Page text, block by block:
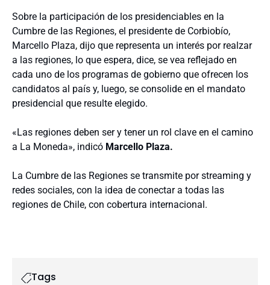
Sobre la participación de los presidenciables en la
Cumbre de las Regiones, el presidente de Corbiobío,
Marcello Plaza, dijo que representa un interés por realzar
a las regiones, lo que espera, dice, se vea reflejado en
cada uno de los programas de gobierno que ofrecen los
candidatos al país y, luego, se consolide en el mandato
presidencial que resulte elegido.
«Las regiones deben ser y tener un rol clave en el camino
a La Moneda», indicó Marcello Plaza.
La Cumbre de las Regiones se transmite por streaming y
redes sociales, con la idea de conectar a todas las
regiones de Chile, con cobertura internacional.
Tags